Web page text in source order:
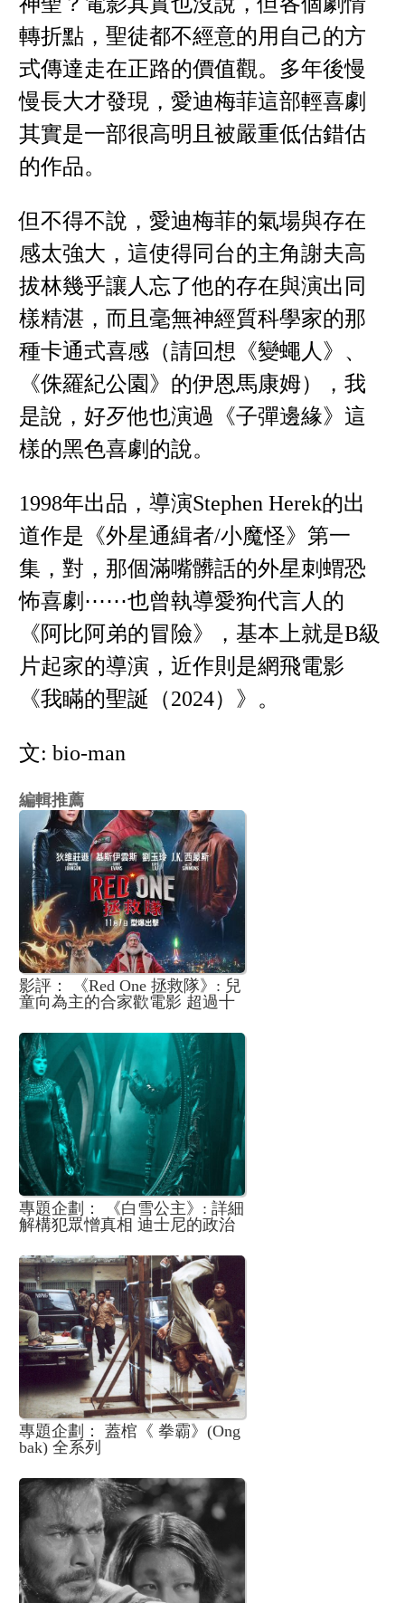
轉折點，聖徒都不經意的用自己的方
式傳達走在正路的價值觀。多年後慢
慢長大才發現，愛迪梅菲這部輕喜劇
其實是一部很高明且被嚴重低估錯估
的作品。
但不得不說，愛迪梅菲的氣場與存在
感太強大，這使得同台的主角謝夫高
拔林幾乎讓人忘了他的存在與演出同
樣精湛，而且毫無神經質科學家的那
種卡通式喜感（請回想《變蠅人》、
《侏羅紀公園》的伊恩馬康姆），我
是說，好歹他也演過《子彈邊緣》這
樣的黑色喜劇的說。
1998年出品，導演Stephen Herek的出
道作是《外星通緝者/小魔怪》第一
集，對，那個滿嘴髒話的外星刺蝟恐
怖喜劇⋯⋯也曾執導愛狗代言人的
《阿比阿弟的冒險》，基本上就是B級
片起家的導演，近作則是網飛電影
《我瞞的聖誕（2024）》。
文: bio-man
編輯推薦
影評： 《Red One 拯救隊》: 兒
童向為主的合家歡電影 超過十
專題企劃： 《白雪公主》: 詳細
解構犯眾憎真相 迪士尼的政治
專題企劃： 蓋棺《 拳霸》(Ong
bak) 全系列